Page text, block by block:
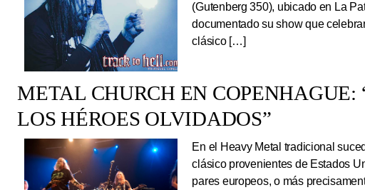
(Gutenberg 350), ubicado en La
documentado su show que
clásico […]
METAL CHURCH EN
LOS HÉROES OLVIDADOS”
En el Heavy Metal tradicional
clásico provenientes de Estados
pares europeos, o más